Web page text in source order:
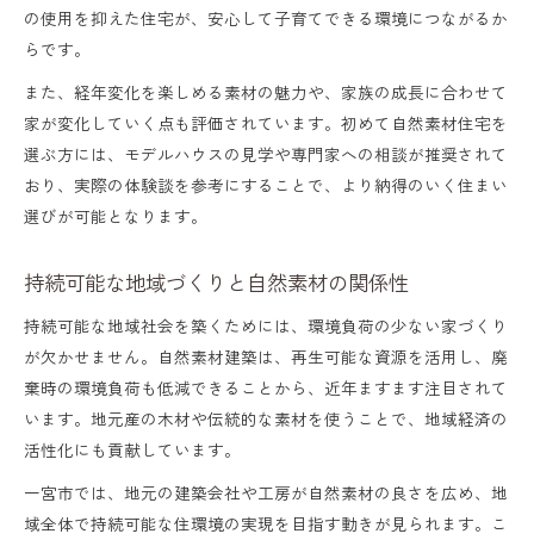
の使用を抑えた住宅が、安心して子育てできる環境につながるか
らです。
また、経年変化を楽しめる素材の魅力や、家族の成長に合わせて
家が変化していく点も評価されています。初めて自然素材住宅を
選ぶ方には、モデルハウスの見学や専門家への相談が推奨されて
おり、実際の体験談を参考にすることで、より納得のいく住まい
選びが可能となります。
持続可能な地域づくりと自然素材の関係性
持続可能な地域社会を築くためには、環境負荷の少ない家づくり
が欠かせません。自然素材建築は、再生可能な資源を活用し、廃
棄時の環境負荷も低減できることから、近年ますます注目されて
います。地元産の木材や伝統的な素材を使うことで、地域経済の
活性化にも貢献しています。
一宮市では、地元の建築会社や工房が自然素材の良さを広め、地
域全体で持続可能な住環境の実現を目指す動きが見られます。こ